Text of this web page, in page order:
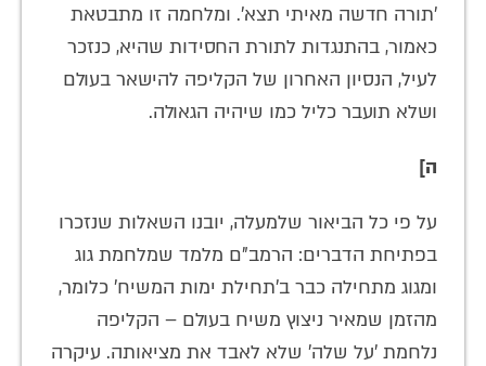
'תורה חדשה מאיתי תצא'. ומלחמה זו מתבטאת
כאמור, בהתנגדות לתורת החסידות שהיא, כנזכר
לעיל, הנסיון האחרון של הקליפה להישאר בעולם
ושלא תועבר כליל כמו שיהיה הגאולה.
ה]
על פי כל הביאור שלמעלה, יובנו השאלות שנזכרו
בפתיחת הדברים: הרמב"ם מלמד שמלחמת גוג
ומגוג מתחילה כבר ב'תחילת ימות המשיח' כלומר,
מהזמן שמאיר ניצוץ משיח בעולם – הקליפה
נלחמת 'על שלה' שלא לאבד את מציאותה. עיקרה